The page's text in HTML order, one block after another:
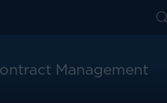
Management